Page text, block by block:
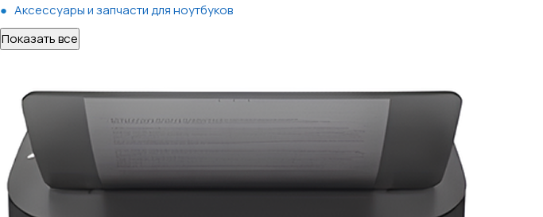
Аксессуары и запчасти для ноутбуков
Показать все